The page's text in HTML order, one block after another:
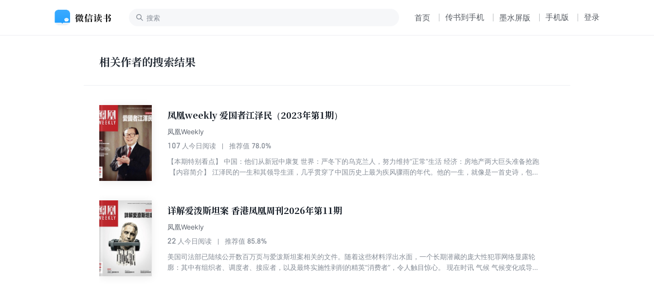
首页 传书到手机 墨水屏版 手机版 登录
相关作者的搜索结果
凤凰weekly 爱国者江泽民（2023年第1期）
凤凰Weekly
107 人今日阅读 推荐值 78.0%
【本期特别看点】 中国：他们从新冠中康复 世界：严冬下的乌克兰人，努力维持“正常”生活 经济：房地产两大巨头准备抢跑
【内容简介】 江泽民的一生和其领导生涯，几乎贯穿了中国历史上最为疾风骤雨的年代。他的一生，就像是一首史诗，包含
详解爱泼斯坦案 香港凤凰周刊2026年第11期
凤凰Weekly
22 人今日阅读 推荐值 85.8%
美国司法部已陆续公开数百万页与爱泼斯坦案相关的文件。随着这些材料浮出水面，一个长期潜藏的庞大性犯罪网络显露轮
廓：其中有组织者、调度者、接应者，以及最终实施性剥削的精英“消费者”，令人触目惊心。 现在时讯 气候 气候变化或导致